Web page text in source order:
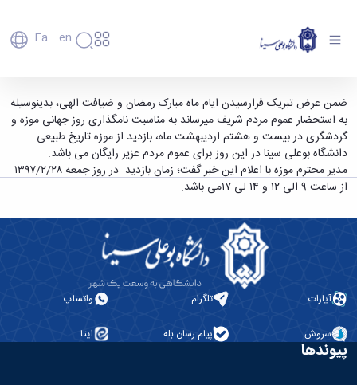
Fa En
دانشگاه
تاریخچه
و
معرفی
برنامه
راهبردی
دانشگاه
نقشه
توسعه
و
پشتیبانی
اعضای
هیأت
علمی
کارکنان
دانشجویان
فارغ
التحصیلان
پردیس
و
نفت
علوم
ارتباط
(قدم
الآن)
Apply
Now
بازدید رایگان از موزه تاریخ طبیعی دانشگاه در روز
جهانی موزه - دانشگاه بوعلی سینا همدان
ضمن عرض تبریک فرارسیدن ایام ماه مبارک رمضان و ضیافت الهی، بدینوسیله
به استحضار عموم مردم شریف میرساند به مناسبت نامگذاری روز جهانی موزه و
گردشگری در بیست و هشتم اردیبهشت ماه، بازدید از موزه تاریخ طبیعی
دانشگاه بوعلی سینا در این روز برای عموم مردم عزیز رایگان می باشد.
مدیر محترم موزه با اعلام این خبر گفت؛ زمان بازدید در روز جمعه ۱۳۹۷/۲/۲۸
از ساعت ۹ الی ۱۲ و ۱۴ لی ۱۷می باشد.
آپارات تلگرام واتساپ
سروش پیام رسان بله ایتا
پیوندها